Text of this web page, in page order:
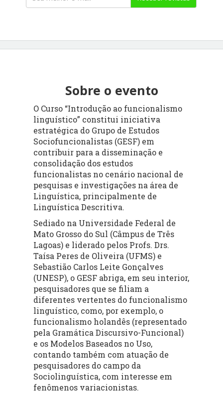
Sobre o evento
O Curso “Introdução ao funcionalismo
linguístico” constitui iniciativa
estratégica do Grupo de Estudos
Sociofuncionalistas (GESF) em
contribuir para a disseminação e
consolidação dos estudos
funcionalistas no cenário nacional de
pesquisas e investigações na área de
Linguística, principalmente de
Linguística Descritiva.
Sediado na Universidade Federal de
Mato Grosso do Sul (Câmpus de Três
Lagoas) e liderado pelos Profs. Drs.
Taísa Peres de Oliveira (UFMS) e
Sebastião Carlos Leite Gonçalves
(UNESP), o GESF abriga, em seu interior,
pesquisadores que se filiam a
diferentes vertentes do funcionalismo
linguístico, como, por exemplo, o
funcionalismo holandês (representado
pela Gramática Discursivo-Funcional)
e os Modelos Baseados no Uso,
contando também com atuação de
pesquisadores do campo da
Sociolinguística, com interesse em
fenômenos variacionistas.